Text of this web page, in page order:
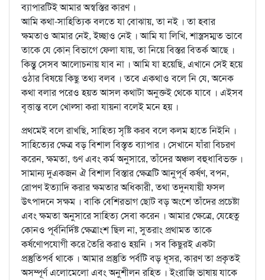
ব্যাপারটিই আমার অস্বস্তির কারণ ।
আমি কথা-সাহিত্যিক বলতে যা বোঝায়, তা নই । তা হবার
ক্ষমতাও আমার নেই, ইচ্ছাও নেই । আমি যা লিখি, শাস্ত্রসম্মত ভাবে
তাকে যে কোন্‌ বিভাগে ফেলা যায়, তা নিয়ে বিস্তর বিতর্ক আছে ।
কিন্তু সেসব আলোচনায় যাব না । আমি যা হয়েছি, এখানে সেই হয়ে
ওঠার বিষয়ে কিছু তথ্য বলব । তবে একথাও বলে নি যে, অনেক
কথা বলার পরেও হয়ত আসল কথাটা অনুক্তই থেকে যাবে । এইসব
বৃত্তান্ত বলে খোল্সা করা যায়না বলেই মনে হয় ।
প্রথমেই বলে রাখছি, সাহিত্য সৃষ্টি করব বলে কলম হাতে নিইনি ।
সাহিত্যের ক্ষেত্র বড় বিশাল বিস্তৃত ব্যাপার । সেখানে যাঁরা বিচরণ
করেন, ক্ষমতা, গুণ এবং কর্ম অনুসারে, তাঁদের অঞ্চল বহুধাবিভক্ত ।
সামান্য দুএকজন ঐ বিশাল বিস্তার ক্ষেত্রটি আনুপূর্ব কর্ষণ, বপন,
রোপণ ইত্যাদি করার ক্ষমতার অধিকারী, তথা তদুনযায়ী ফসল
উত্পাদনে সক্ষম । বাকি বেশিরভাগ ছোট বড় অংশে তাঁদের প্রচেষ্টা
এবং ক্ষমতা অনুসারে সাহিত্য সেবা করেন । আমার ক্ষেত্রে, যেহেতু
কোনও পূর্বনির্দিষ্ট ক্ষেত্রাংশ ছিল না, সুতরাং প্রথামত তাকে
কর্ষণোপযোগী করে তৈরি করাও হয়নি । সব কিছুরই একটা
প্রস্তুতিপর্ব থাকে । আমার প্রস্তুতি পর্বটি বড় ধূসর, কারণ তা প্রকৃতই
অসম্পূর্ণ এলোমেলো এবং অনুশীলন রহিত । ইংরাজি ভাষায় যাকে